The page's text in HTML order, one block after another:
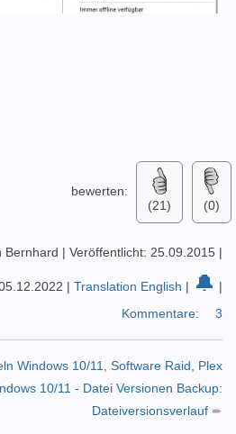
bewerten:
(21)
(0)
Bernhard | Veröffentlicht: 25.09.2015 |
| Translation English | 🔔 |
Kommentare:
3
Windows 10/11, Software Raid, Plex
10/11 - Datei Versionen Backup:
Dateiversionsverlauf ➨